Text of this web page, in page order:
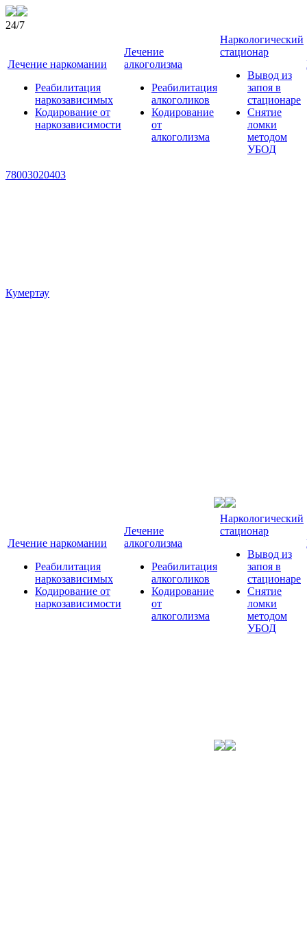
24/7
Лечение наркомании
Реабилитация
наркозависимых
Кодирование от
наркозависимости
Лечение
алкоголизма
Реабилитация
алкоголиков
Кодирование
от
алкоголизма
Наркологический
стационар
Вывод из
запоя в
стационаре
Снятие
ломки
методом
УБОД
78003020403
Кумертау
Лечение наркомании
Реабилитация
наркозависимых
Кодирование от
наркозависимости
Лечение
алкоголизма
Реабилитация
алкоголиков
Кодирование
от
алкоголизма
Наркологический
стационар
Вывод из
запоя в
стационаре
Снятие
ломки
методом
УБОД